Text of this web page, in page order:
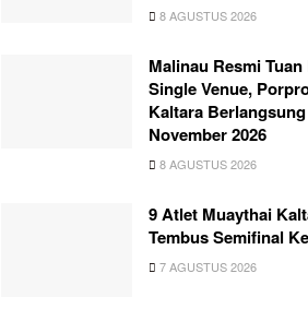
8 AGUSTUS 2026
Malinau Resmi
Single Venue,
Kaltara Berlangsung
November 2026
8 AGUSTUS 2026
9 Atlet Muaythai
Tembus Semifinal
7 AGUSTUS 2026